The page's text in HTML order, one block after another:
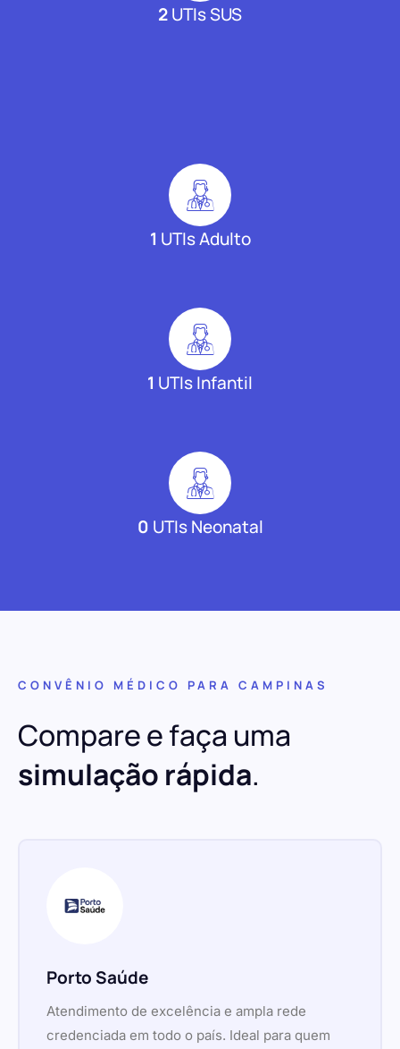
2UTIs SUS
1 UTIs Adulto
1 UTIs Infantil
0 UTIs Neonatal
CONVÊNIO MÉDICO PARA CAMPINAS
Compare e faça uma
simulação rápida.
Porto Saúde
Atendimento de excelência e ampla rede
credenciada em todo o país. Ideal para quem